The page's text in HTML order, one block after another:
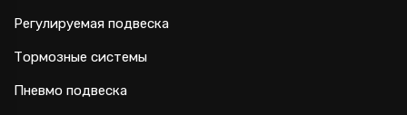
Регулируемая подвеска
Тормозные системы
Пневмо подвеска